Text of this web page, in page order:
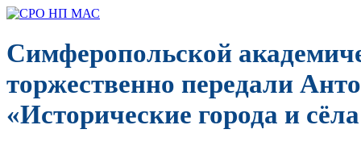
Симферопольской
торжественно передали
«Исторические города и